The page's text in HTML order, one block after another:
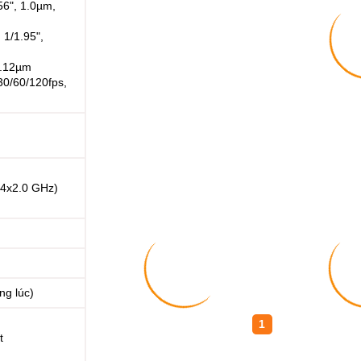
1.0µm,
1.95",
60/120fps,
GHz)
lúc)
1